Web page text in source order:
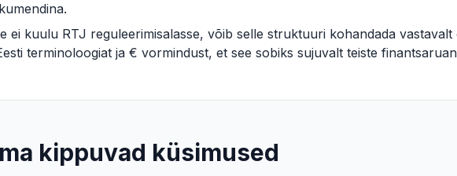
ei kuulu RTJ reguleerimisalasse, võib selle struktuuri kohandada
terminoloogiat ja € vormindust, et see sobiks sujuvalt teiste
kippuvad küsimused